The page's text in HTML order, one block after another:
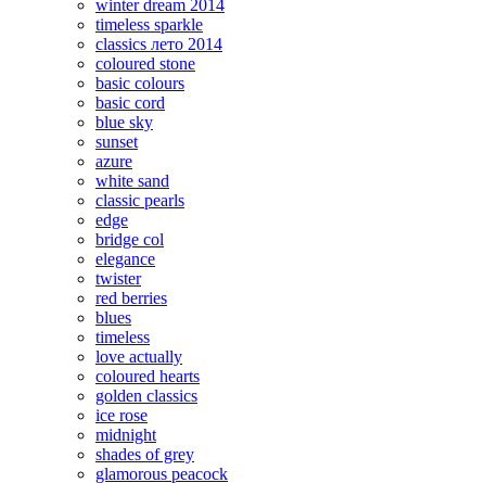
winter dream 2014
timeless sparkle
classics лето 2014
coloured stone
basic colours
basic cord
blue sky
sunset
azure
white sand
classic pearls
edge
bridge col
elegance
twister
red berries
blues
timeless
love actually
coloured hearts
golden classics
ice rose
midnight
shades of grey
glamorous peacock